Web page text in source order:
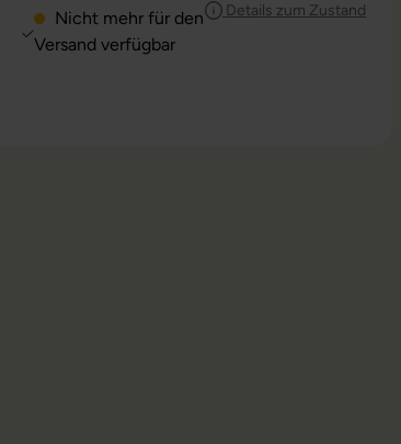
Details zum Zustand
Versand verfügbar